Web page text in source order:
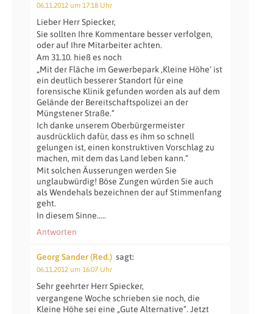
06.11.2012 um 17:18 Uhr
Lieber Herr Spiecker,
Sie sollten Ihre Kommentare besser verfolgen,
oder auf Ihre Mitarbeiter achten.
Am 31.10. hieß es noch
„Mit der Fläche im Gewerbepark ‚Kleine Höhe‘ ist
ein deutlich besserer Standort für eine
forensische Klinik gefunden worden als auf dem
Gelände der Bereitschaftspolizei an der
Müngstener Straße.“
Ich danke unserem Oberbürgermeister
ausdrücklich dafür, dass es ihm so schnell
gelungen ist, einen konstruktiven Vorschlag zu
machen, mit dem das Land leben kann.“
Mit solchen Äusserungen werden Sie
unglaubwürdig! Böse Zungen würden Sie auch
als Wendehals bezeichnen der auf Stimmenfang
geht.
In diesem Sinne…..
Antworten
Georg Sander (Red.) sagt:
06.11.2012 um 16:07 Uhr
Sehr geehrter Herr Spiecker,
vergangene Woche schrieben sie noch, die
Kleine Höhe sei eine „Gute Alternative“. Jetzt